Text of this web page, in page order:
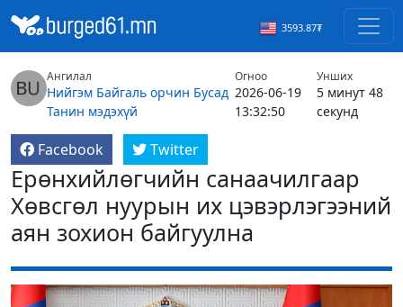
3593.87₮
Ангилал
Нийгэм Байгаль орчин Бусад
Танин мэдэхүй
Огноо
2026-06-19
13:32:50
Унших
5 минут 48
секунд
Facebook Twitter
Ерөнхийлөгчийн санаачилгаар
Хөвсгөл нуурын их цэвэрлэгээний
аян зохион байгуулна